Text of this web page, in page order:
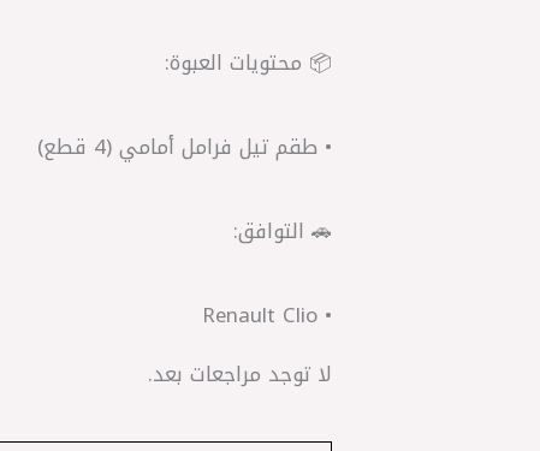
📦 محتويات العبوة:
• طقم تيل فرامل أمامي (4 قطع)
🚗 التوافق:
• Renault Clio
لا توجد مراجعات بعد.